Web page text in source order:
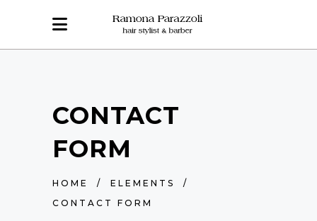
CONTACT
FORM
HOME / ELEMENTS
/
CONTACT FORM